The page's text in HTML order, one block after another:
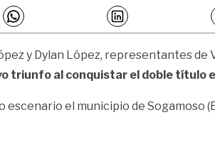
y Dylan López, representantes
triunfo al conquistar el doble título
el municipio de Sogamoso